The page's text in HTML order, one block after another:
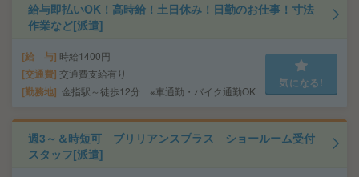
給与即払いOK！高時給！土日休み！日勤のお仕事！寸法
作業など[派遣]
給 与 時給1400円
交通費 交通費支給有り
勤務地 金指駅～徒歩12分 ※車通勤・バイク通勤OK
気になる!
週3～＆時短可 ブリリアンスプラス ショールーム受付
スタッフ[派遣]